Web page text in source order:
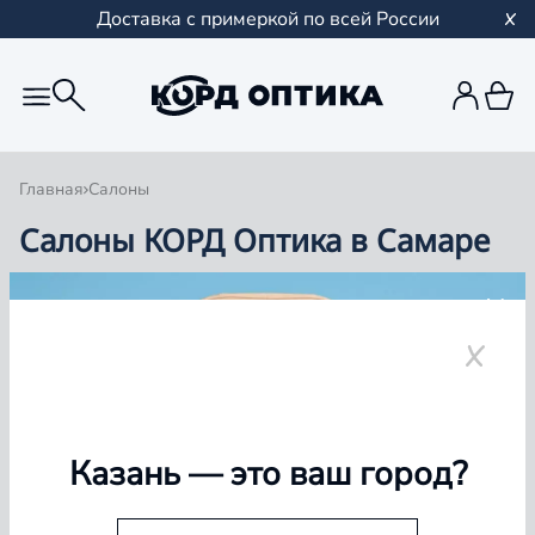
Доставка с примеркой по всей России
Главная Салоны
Салоны КОРД Оптика в Самаре
Группа компаний «Корд Оптика» - это более 100
Казань— это ваш город?